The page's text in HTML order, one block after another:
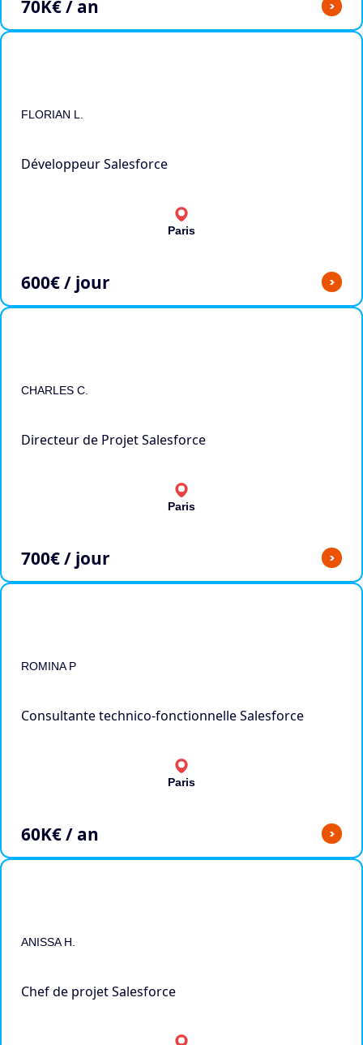
70K€ / an >
FLORIAN L.
Développeur Salesforce
Paris
600€ / jour >
CHARLES C.
Directeur de Projet Salesforce
Paris
700€ / jour >
ROMINA P
Consultante technico-fonctionnelle Salesforce
Paris
60K€ / an >
ANISSA H.
Chef de projet Salesforce